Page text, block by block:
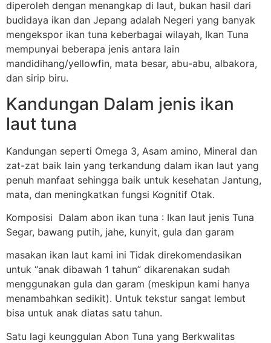
diperoleh dengan menangkap di laut, bukan hasil dari
budidaya ikan dan Jepang adalah Negeri yang banyak
mengekspor ikan tuna keberbagai wilayah, Ikan Tuna
mempunyai beberapa jenis antara lain
mandidihang/yellowfin, mata besar, abu-abu, albakora,
dan sirip biru.
Kandungan Dalam jenis ikan
laut tuna
Kandungan seperti Omega 3, Asam amino, Mineral dan
zat-zat baik lain yang terkandung dalam ikan laut yang
penuh manfaat sehingga baik untuk kesehatan Jantung,
mata, dan meningkatkan fungsi Kognitif Otak.
Komposisi Dalam abon ikan tuna : Ikan laut jenis Tuna
Segar, bawang putih, jahe, kunyit, gula dan garam
masakan ikan laut kami ini Tidak direkomendasikan
untuk “anak dibawah 1 tahun” dikarenakan sudah
menggunakan gula dan garam (meskipun kami hanya
menambahkan sedikit). Untuk tekstur sangat lembut
bisa untuk anak diatas satu tahun.
Satu lagi keunggulan Abon Tuna yang Berkwalitas